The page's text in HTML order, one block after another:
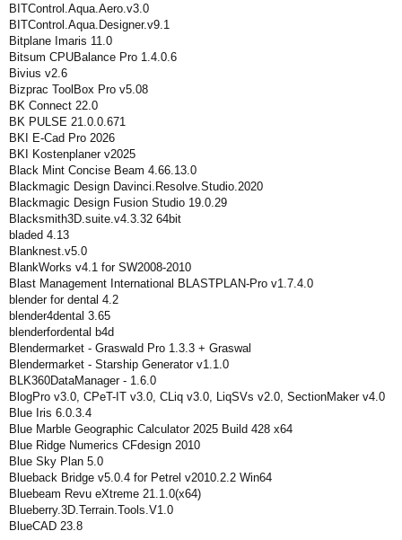
BITControl.Aqua.Aero.v3.0
BITControl.Aqua.Designer.v9.1
Bitplane Imaris 11.0
Bitsum CPUBalance Pro 1.4.0.6
Bivius v2.6
Bizprac ToolBox Pro v5.08
BK Connect 22.0
BK PULSE 21.0.0.671
BKI E-Cad Pro 2026
BKI Kostenplaner v2025
Black Mint Concise Beam 4.66.13.0
Blackmagic Design Davinci.Resolve.Studio.2020
Blackmagic Design Fusion Studio 19.0.29
Blacksmith3D.suite.v4.3.32 64bit
bladed 4.13
Blanknest.v5.0
BlankWorks v4.1 for SW2008-2010
Blast Management International BLASTPLAN-Pro v1.7.4.0
blender for dental 4.2
blender4dental 3.65
blenderfordental b4d
Blendermarket - Graswald Pro 1.3.3 + Graswal
Blendermarket - Starship Generator v1.1.0
BLK360DataManager - 1.6.0
BlogPro v3.0, CPeT-IT v3.0, CLiq v3.0, LiqSVs v2.0, SectionMaker v4.0
Blue Iris 6.0.3.4
Blue Marble Geographic Calculator 2025 Build 428 x64
Blue Ridge Numerics CFdesign 2010
Blue Sky Plan 5.0
Blueback Bridge v5.0.4 for Petrel v2010.2.2 Win64
Bluebeam Revu eXtreme 21.1.0(x64)
Blueberry.3D.Terrain.Tools.V1.0
BlueCAD 23.8